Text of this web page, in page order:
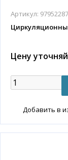
Артикул:
Циркуляционный
Цену
Добавить в